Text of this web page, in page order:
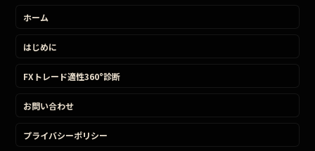
ホーム
はじめに
FXトレード適性360°診断
お問い合わせ
プライバシーポリシー